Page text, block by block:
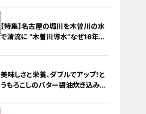
【特集】名古屋の堀川を木曽川の水
で清流に “木曽川導水”なぜ16年ぶ
美味しさと栄養、ダブルでアップ！と
うもろこしのバター醤油炊き込みご